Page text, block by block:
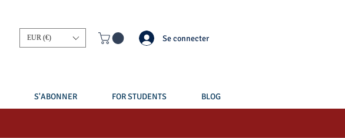
EUR (€) Se connecter
S'ABONNER FOR STUDENTS BLOG